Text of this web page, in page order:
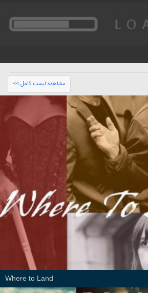
مشاهده لیست کامل >>
Where to Land